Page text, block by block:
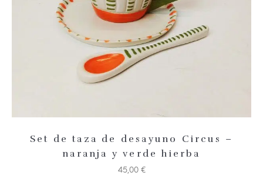
Set de taza de desayuno Circus –
naranja y verde hierba
45,00 €